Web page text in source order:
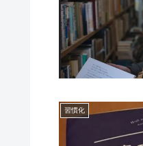
習慣化